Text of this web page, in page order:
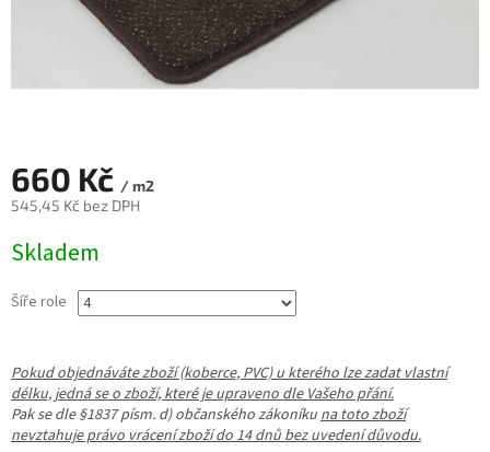
660 Kč / m2
545,45 Kč bez DPH
cena:
Skladem
Šíře role
Pokud objednáváte zboží (koberce, PVC) u kterého lze zadat vlastní
délku, jedná se o zboží, které je upraveno dle Vašeho přání.
Pak se dle §1837 písm. d) občanského zákoníku na toto zboží
nevztahuje právo vrácení zboží do 14 dnů bez uvedení důvodu.